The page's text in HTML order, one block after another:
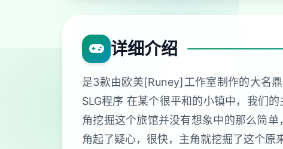
详细介绍
是3款由欧美[Runey]工作室制作的大名
SLG程序 在某个很平和的小镇中，我们
角挖掘这个旅馆并没有想象中的那么简
角起了疑心，很快，主角就挖掘了这个原